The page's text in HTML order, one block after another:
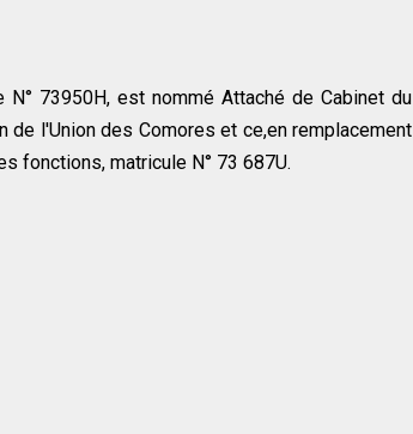
N° 73950H, est nommé Attaché de Cabinet du
l'Union des Comores et ce,en remplacement
fonctions, matricule N° 73 687U.